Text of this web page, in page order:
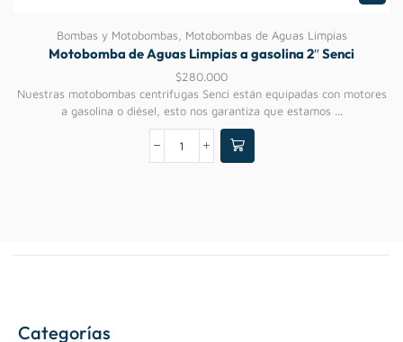
Bombas y Motobombas Motobombas de Aguas Limpias
Motobomba de Aguas Limpias a gasolina 2″ Senci
$280.000
Nuestras motobombas centrifugas Senci están equipadas con motores
a gasolina o diésel, esto nos garantiza que estamos ...
Categorías